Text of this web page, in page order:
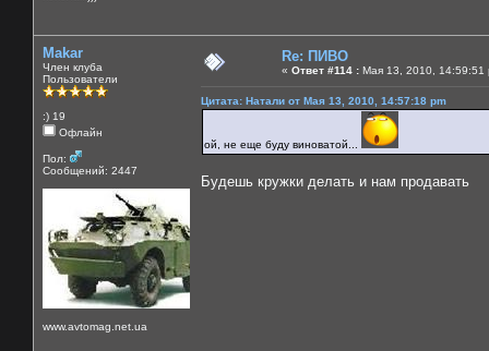
Makar
Член клуба
Пользователи
:) 19
Офлайн
Пол:
Сообщений: 2447
www.avtomag.net.ua
Re: ПИВО
« Ответ #114 : Мая 13, 2010, 14:59:51
Цитата: Натали от Мая 13, 2010, 14:57:18 pm
ой, не еще буду виноватой...
Будешь кружки делать и нам продавать